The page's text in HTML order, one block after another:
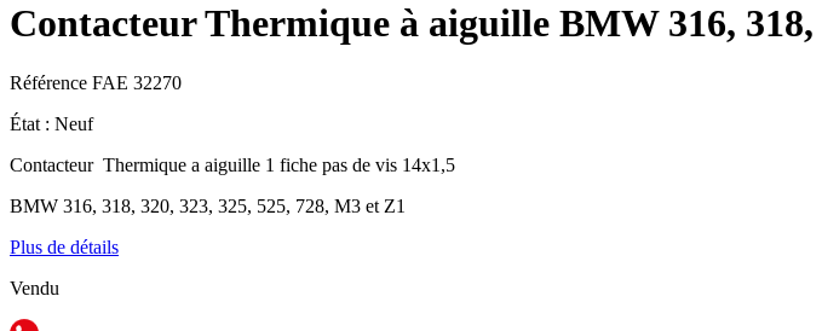
Contacteur Thermique à aiguille BMW 316, 318,
Référence FAE 32270
État : Neuf
Contacteur Thermique a aiguille 1 fiche pas de vis 14x1,5
BMW 316, 318, 320, 323, 325, 525, 728, M3 et Z1
Plus de détails
Vendu